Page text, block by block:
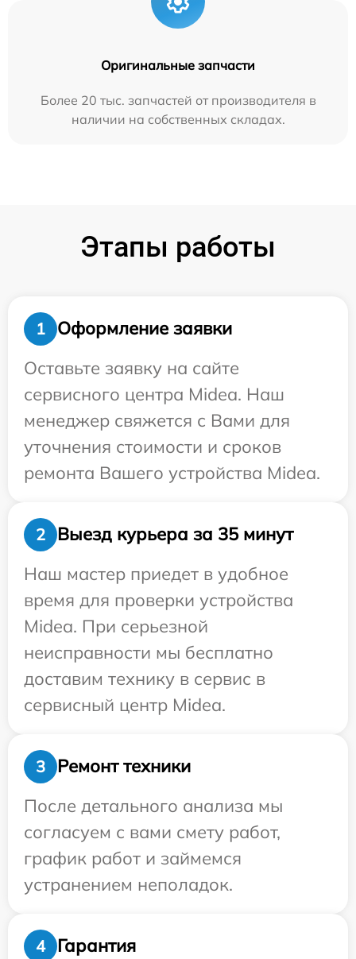
Оригинальные запчасти
Более 20 тыс. запчастей от производителя в
наличии на собственных складах.
Этапы работы
1
Оформление заявки
Оставьте заявку на сайте
сервисного центра Midea. Наш
менеджер свяжется с Вами для
уточнения стоимости и сроков
ремонта Вашего устройства Midea.
2
Выезд курьера за 35 минут
Наш мастер приедет в удобное
время для проверки устройства
Midea. При серьезной
неисправности мы бесплатно
доставим технику в сервис в
сервисный центр Midea.
3
Ремонт техники
После детального анализа мы
согласуем с вами смету работ,
график работ и займемся
устранением неполадок.
4 Гарантия